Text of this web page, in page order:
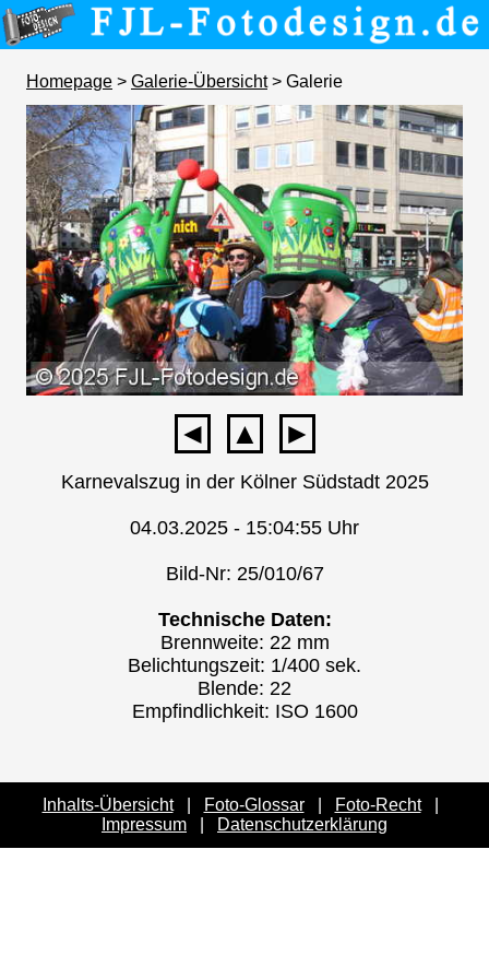
Homepage > Galerie-Übersicht> Galerie
◄ ▲ ►
Karnevalszug in der Kölner Südstadt 2025
04.03.2025 - 15:04:55 Uhr
Bild-Nr: 25/010/67
Technische Daten:
Brennweite: 22 mm
Belichtungszeit: 1/400 sek.
Blende: 22
Empfindlichkeit: ISO 1600
Inhalts-Übersicht| Foto-Glossar| Foto-Recht|
Impressum
Datenschutzerklärung